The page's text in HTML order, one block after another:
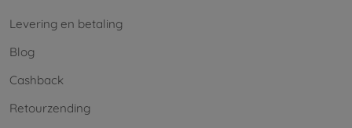
Levering en betaling
Blog
Cashback
Retourzending